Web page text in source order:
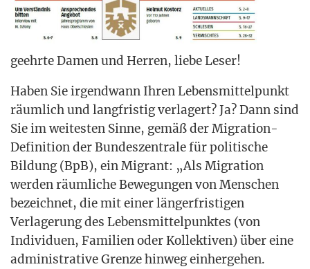
geehr­te Damen und Her­ren, lie­be Leser!
Haben Sie irgend­wann Ihren Lebens­mit­tel­punkt
räum­lich und lang­fris­tig ver­la­gert? Ja? Dann sind
Sie im wei­tes­ten Sin­ne, gemäß der Migra­ti­on-
Defi­ni­ti­on der Bun­des­zen­tra­le für poli­ti­sche
Bil­dung (BpB), ein Migrant: „Als Migra­ti­on
wer­den räum­li­che Bewe­gun­gen von Men­schen
bezeich­net, die mit einer län­ger­fris­ti­gen
Ver­la­ge­rung des Lebens­mit­tel­punk­tes (von
Indi­vi­du­en, Fami­li­en oder Kol­lek­ti­ven) über eine
admi­nis­tra­ti­ve Gren­ze hin­weg ein­her­ge­hen.